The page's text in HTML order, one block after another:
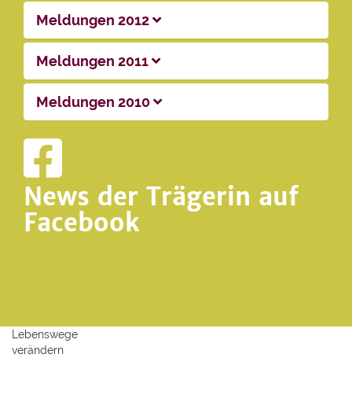
Meldungen 2012
Meldungen 2011
Meldungen 2010
News der Trägerin auf
Facebook